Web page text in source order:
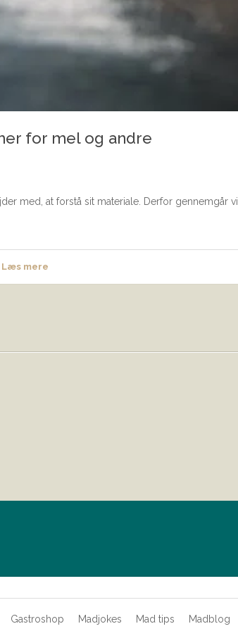
for mel og andre
med, at forstå sit materiale. Derfor gennemgår vi
Læs mere
Gastroshop Madjokes Mad tips Madblog